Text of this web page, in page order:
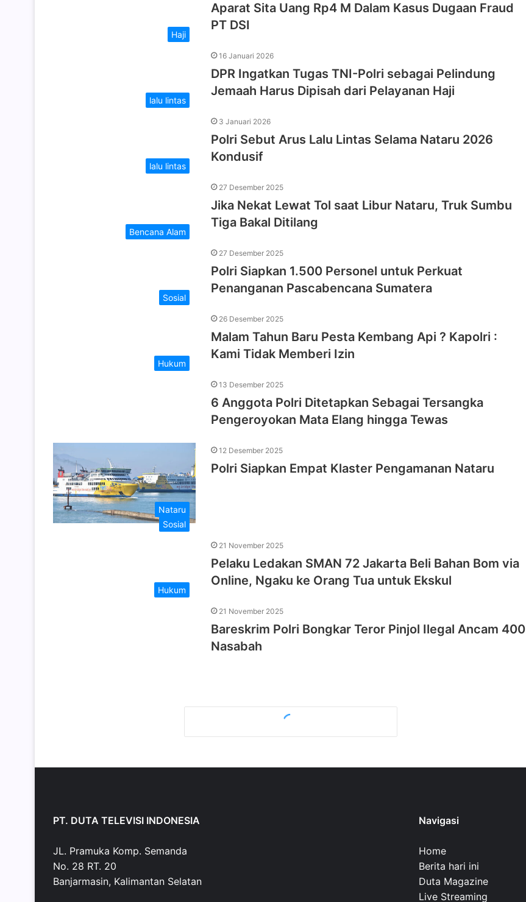
Aparat Sita Uang Rp4 M Dalam Kasus Dugaan Fraud
PT DSI
Haji
16 Januari 2026
DPR Ingatkan Tugas TNI-Polri sebagai Pelindung
Jemaah Harus Dipisah dari Pelayanan Haji
lalu lintas
3 Januari 2026
Polri Sebut Arus Lalu Lintas Selama Nataru 2026
Kondusif
lalu lintas
27 Desember 2025
Jika Nekat Lewat Tol saat Libur Nataru, Truk Sumbu
Tiga Bakal Ditilang
Bencana Alam
27 Desember 2025
Polri Siapkan 1.500 Personel untuk Perkuat
Penanganan Pascabencana Sumatera
Sosial
26 Desember 2025
Malam Tahun Baru Pesta Kembang Api ? Kapolri :
Kami Tidak Memberi Izin
Hukum
13 Desember 2025
6 Anggota Polri Ditetapkan Sebagai Tersangka
Pengeroyokan Mata Elang hingga Tewas
Nataru
12 Desember 2025
Polri Siapkan Empat Klaster Pengamanan Nataru
Sosial
21 November 2025
Pelaku Ledakan SMAN 72 Jakarta Beli Bahan Bom via
Online, Ngaku ke Orang Tua untuk Ekskul
Hukum
21 November 2025
Bareskrim Polri Bongkar Teror Pinjol Ilegal Ancam 400
Nasabah
PT. DUTA TELEVISI INDONESIA
JL. Pramuka Komp. Semanda
No. 28 RT. 20
Banjarmasin, Kalimantan Selatan
Navigasi
Home
Berita hari ini
Duta Magazine
Live Streaming